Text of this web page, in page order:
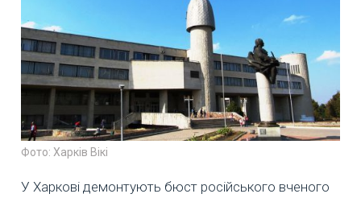
Фото: Харків Вікі
У Харкові демонтують бюст російського вченого